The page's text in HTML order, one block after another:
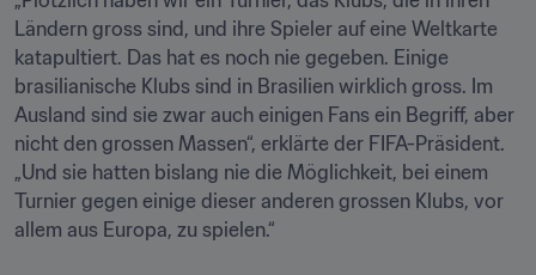
Ländern gross sind, und ihre Spieler auf eine Weltkarte
katapultiert. Das hat es noch nie gegeben. Einige
brasilianische Klubs sind in Brasilien wirklich gross. Im
Ausland sind sie zwar auch einigen Fans ein Begriff, aber
nicht den grossen Massen“, erklärte der FIFA-Präsident.
„Und sie hatten bislang nie die Möglichkeit, bei einem
Turnier gegen einige dieser anderen grossen Klubs, vor
allem aus Europa, zu spielen.“